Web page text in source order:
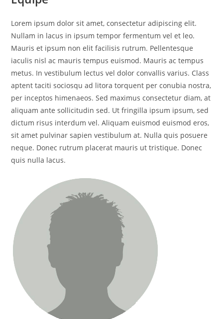
Lorem ipsum dolor sit amet, consectetur adipiscing elit.
Nullam in lacus in ipsum tempor fermentum vel et leo.
Mauris et ipsum non elit facilisis rutrum. Pellentesque
iaculis nisl ac mauris tempus euismod. Mauris ac tempus
metus. In vestibulum lectus vel dolor convallis varius. Class
aptent taciti sociosqu ad litora torquent per conubia nostra,
per inceptos himenaeos. Sed maximus consectetur diam, at
aliquam ante sollicitudin sed. Ut fringilla ipsum ipsum, sed
dictum risus interdum vel. Aliquam euismod euismod eros,
sit amet pulvinar sapien vestibulum at. Nulla quis posuere
neque. Donec rutrum placerat mauris ut tristique. Donec
quis nulla lacus.